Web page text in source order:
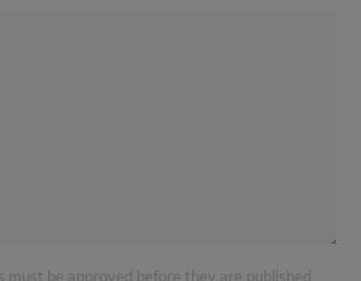
must be approved before they are published